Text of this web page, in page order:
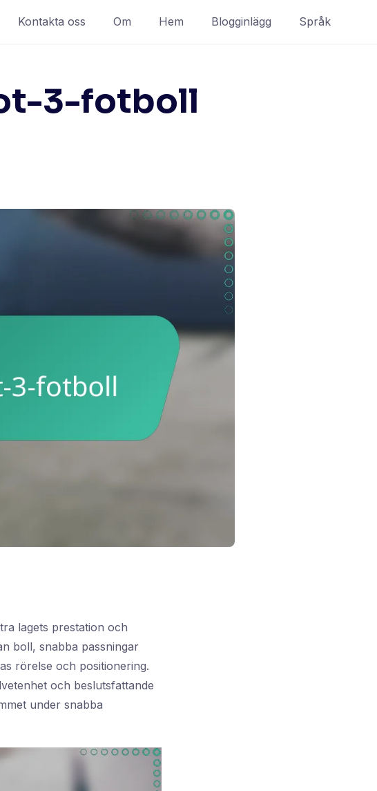
Kontakta oss Om Hem Blogginlägg Språk
3-fotboll
lagets prestation och
boll, snabba passningar
rörelse och positionering.
och beslutsfattande
under snabba